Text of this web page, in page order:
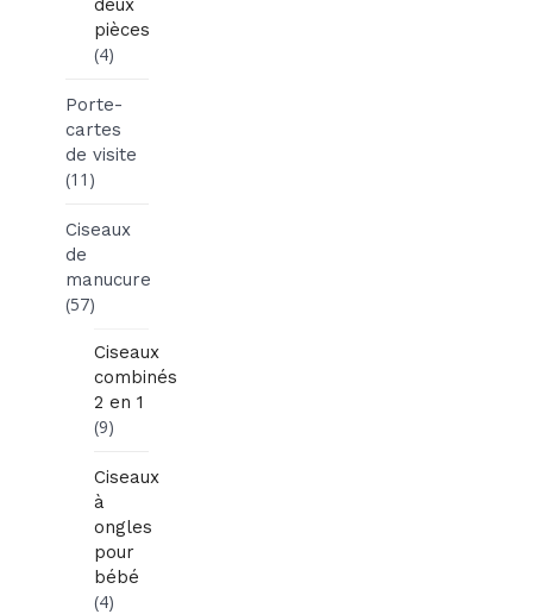
pièces
(4)
Porte-
cartes
de visite
(11)
Ciseaux
de
manucure
(57)
Ciseaux
combinés
2 en 1
(9)
Ciseaux
à
ongles
pour
bébé
(4)